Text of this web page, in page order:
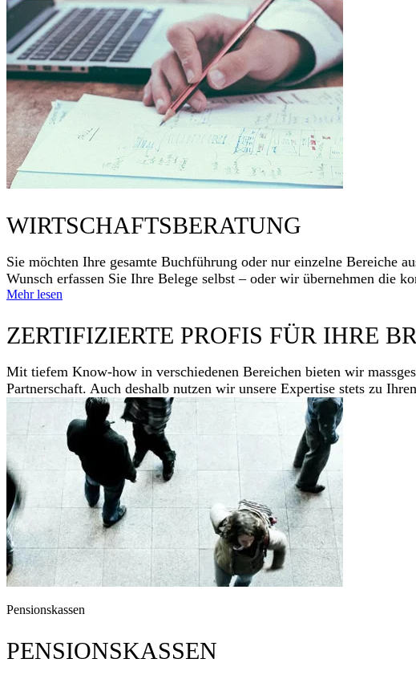
WIRTSCHAFTSBERATUNG
Sie möchten Ihre gesamte Buchführung oder nur einzelne Bereiche
Wunsch erfassen Sie Ihre Belege selbst – oder wir übernehmen die
Mehr lesen
ZERTIFIZIERTE PROFIS FÜR IHRE
Mit tiefem Know-how in verschiedenen Bereichen bieten wir
Partnerschaft. Auch deshalb nutzen wir unsere Expertise stets zu
Pensionskassen
PENSIONSKASSEN